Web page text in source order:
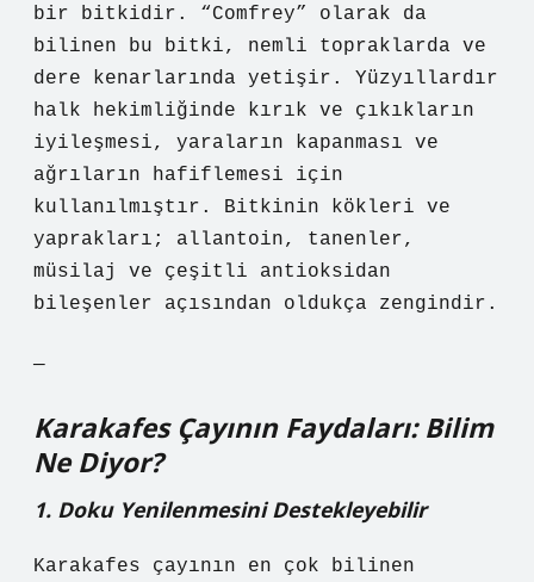
bir bitkidir. “Comfrey” olarak da
bilinen bu bitki, nemli topraklarda ve
dere kenarlarında yetişir. Yüzyıllardır
halk hekimliğinde kırık ve çıkıkların
iyileşmesi, yaraların kapanması ve
ağrıların hafiflemesi için
kullanılmıştır. Bitkinin kökleri ve
yaprakları; allantoin, tanenler,
müsilaj ve çeşitli antioksidan
bileşenler açısından oldukça zengindir.
—
Karakafes Çayının Faydaları: Bilim
Ne Diyor?
1. Doku Yenilenmesini Destekleyebilir
Karakafes çayının en çok bilinen